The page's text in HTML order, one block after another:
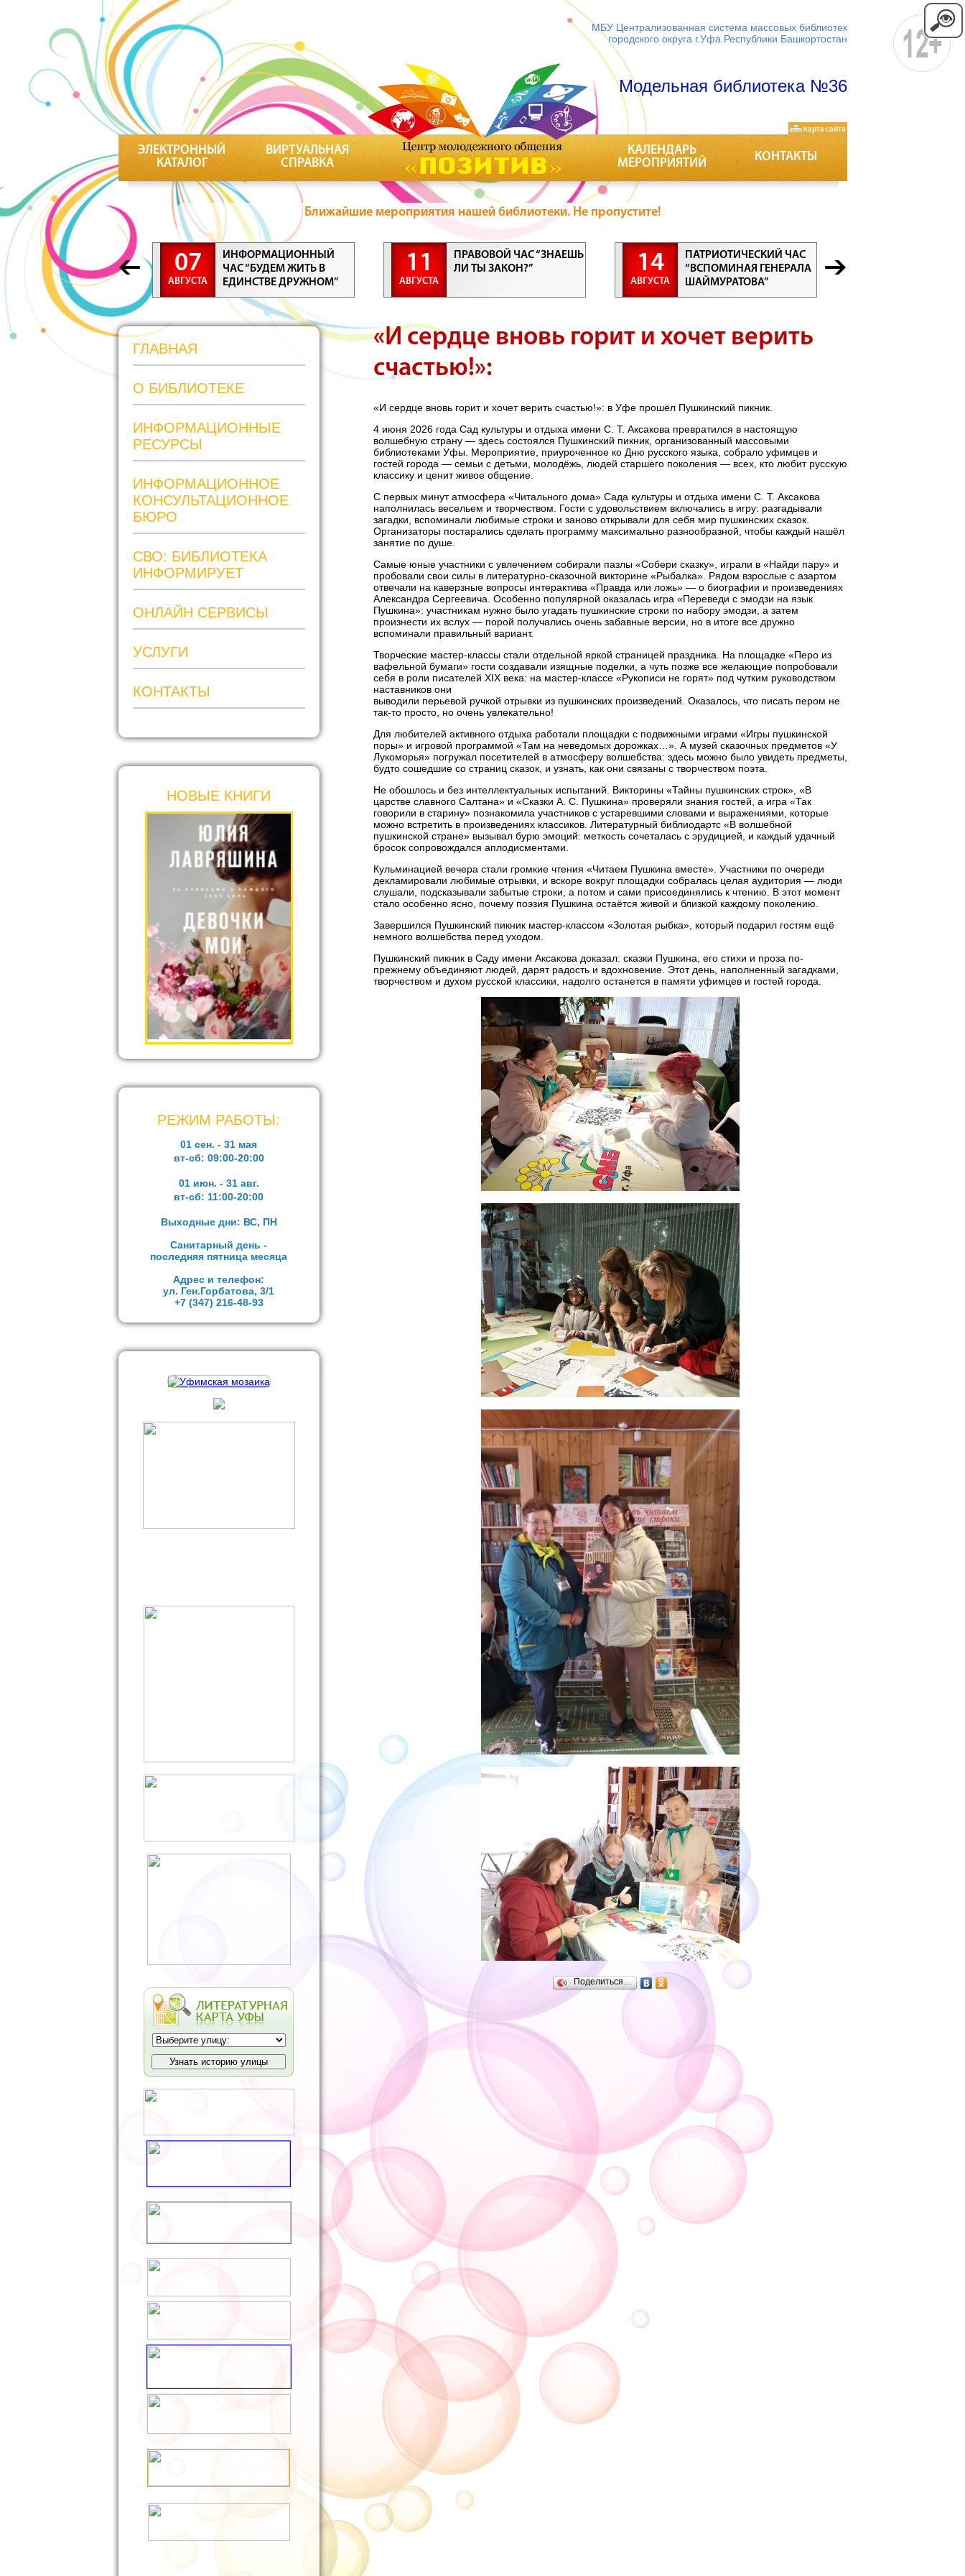
МБУ Централизованная система массовых библиотек
городского округа г.Уфа Республики Башкортостан
Модельная библиотека №36
ЭЛЕКТРОННЫЙ
КАТАЛОГ
ВИРТУАЛЬНАЯ
СПРАВКА
КАЛЕНДАРЬ
МЕРОПРИЯТИЙ
КОНТАКТЫ
карта сайта
Ближайшие мероприятия нашей библиотеки. Не пропустите!
07
АВГУСТА
ИНФОРМАЦИОННЫЙ
ЧАС “БУДЕМ ЖИТЬ В
ЕДИНСТВЕ ДРУЖНОМ”
11
АВГУСТА
ПРАВОВОЙ ЧАС “ЗНАЕШЬ
ЛИ ТЫ ЗАКОН?”
14
АВГУСТА
ПАТРИОТИЧЕСКИЙ ЧАС
“ВСПОМИНАЯ ГЕНЕРАЛА
ШАЙМУРАТОВА”
ГЛАВНАЯ
О БИБЛИОТЕКЕ
ИНФОРМАЦИОННЫЕ
РЕСУРСЫ
ИНФОРМАЦИОННОЕ
КОНСУЛЬТАЦИОННОЕ
БЮРО
СВО: БИБЛИОТЕКА
ИНФОРМИРУЕТ
ОНЛАЙН СЕРВИСЫ
УСЛУГИ
КОНТАКТЫ
НОВЫЕ КНИГИ
РЕЖИМ РАБОТЫ:
01 сен. - 31 мая
вт-сб: 09:00-20:00
01 июн. - 31 авг.
вт-сб: 11:00-20:00
Выходные дни: ВС, ПН
Санитарный день -
последняя пятница месяца
Адрес и телефон:
ул. Ген.Горбатова, 3/1
+7 (347) 216-48-93
«И сердце вновь горит и хочет верить
счастью!»:
«И сердце вновь горит и хочет верить счастью!»: в Уфе прошёл Пушкинский пикник.
4 июня 2026 года Сад культуры и отдыха имени С. Т. Аксакова превратился в настоящую
волшебную страну — здесь состоялся Пушкинский пикник, организованный массовыми
библиотеками Уфы. Мероприятие, приуроченное ко Дню русского языка, собрало уфимцев и
гостей города — семьи с детьми, молодёжь, людей старшего поколения — всех, кто любит русскую
классику и ценит живое общение.
С первых минут атмосфера «Читального дома» Сада культуры и отдыха имени С. Т. Аксакова
наполнилась весельем и творчеством. Гости с удовольствием включались в игру: разгадывали
загадки, вспоминали любимые строки и заново открывали для себя мир пушкинских сказок.
Организаторы постарались сделать программу максимально разнообразной, чтобы каждый нашёл
занятие по душе.
Самые юные участники с увлечением собирали пазлы «Собери сказку», играли в «Найди пару» и
пробовали свои силы в литературно-сказочной викторине «Рыбалка». Рядом взрослые с азартом
отвечали на каверзные вопросы интерактива «Правда или ложь» — о биографии и произведениях
Александра Сергеевича. Особенно популярной оказалась игра «Переведи с эмодзи на язык
Пушкина»: участникам нужно было угадать пушкинские строки по набору эмодзи, а затем
произнести их вслух — порой получались очень забавные версии, но в итоге все дружно
вспоминали правильный вариант.
Творческие мастер-классы стали отдельной яркой страницей праздника. На площадке «Перо из
вафельной бумаги» гости создавали изящные поделки, а чуть позже все желающие попробовали
себя в роли писателей XIX века: на мастер-классе «Рукописи не горят» под чутким руководством
наставников они
выводили перьевой ручкой отрывки из пушкинских произведений. Оказалось, что писать пером не
так-то просто, но очень увлекательно!
Для любителей активного отдыха работали площадки с подвижными играми «Игры пушкинской
поры» и игровой программой «Там на неведомых дорожках…». А музей сказочных предметов «У
Лукоморья» погружал посетителей в атмосферу волшебства: здесь можно было увидеть предметы,
будто сошедшие со страниц сказок, и узнать, как они связаны с творчеством поэта.
Не обошлось и без интеллектуальных испытаний. Викторины «Тайны пушкинских строк», «В
царстве славного Салтана» и «Сказки А. С. Пушкина» проверяли знания гостей, а игра «Так
говорили в старину» познакомила участников с устаревшими словами и выражениями, которые
можно встретить в произведениях классиков. Литературный библиодартс «В волшебной
пушкинской стране» вызывал бурю эмоций: меткость сочеталась с эрудицией, и каждый удачный
бросок сопровождался аплодисментами.
Кульминацией вечера стали громкие чтения «Читаем Пушкина вместе». Участники по очереди
декламировали любимые отрывки, и вскоре вокруг площадки собралась целая аудитория — люди
слушали, подсказывали забытые строки, а потом и сами присоединялись к чтению. В этот момент
стало особенно ясно, почему поэзия Пушкина остаётся живой и близкой каждому поколению.
Завершился Пушкинский пикник мастер-классом «Золотая рыбка», который подарил гостям ещё
немного волшебства перед уходом.
Пушкинский пикник в Саду имени Аксакова доказал: сказки Пушкина, его стихи и проза по-
прежнему объединяют людей, дарят радость и вдохновение. Этот день, наполненный загадками,
творчеством и духом русской классики, надолго останется в памяти уфимцев и гостей города.
Поделиться…